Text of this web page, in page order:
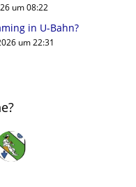
um 08:22
in U-Bahn?
um 22:31